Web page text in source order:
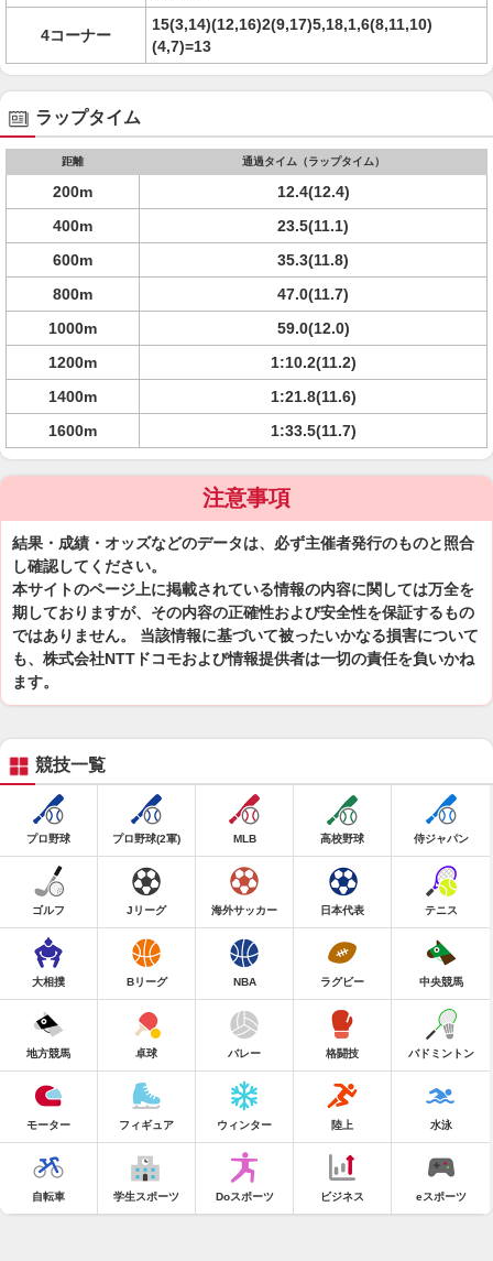
4コーナー
15(3,14)(12,16)2(9,17)5,18,1,6(8,11,10)
(4,7)=13
ラップタイム
距離 通過タイム（ラップタイム）
200m
12.4(12.4)
400m
23.5(11.1)
600m
35.3(11.8)
800m
47.0(11.7)
1000m
59.0(12.0)
1200m
1:10.2(11.2)
1400m
1:21.8(11.6)
1600m
1:33.5(11.7)
注意事項
結果・成績・オッズなどのデータは、必ず主催者発行のものと照合
し確認してください。
本サイトのページ上に掲載されている情報の内容に関しては万全を
期しておりますが、その内容の正確性および安全性を保証するもの
ではありません。 当該情報に基づいて被ったいかなる損害について
も、株式会社NTTドコモおよび情報提供者は一切の責任を負いかね
ます。
競技一覧
プロ野球 プロ野球(2軍) MLB 高校野球 侍ジャパン
ゴルフ Jリーグ 海外サッカー 日本代表 テニス
大相撲 Bリーグ NBA ラグビー 中央競馬
地方競馬 卓球 バレー 格闘技 バドミントン
モーター フィギュア ウィンター 陸上 水泳
自転車 学生スポーツ Doスポーツ ビジネス eスポーツ